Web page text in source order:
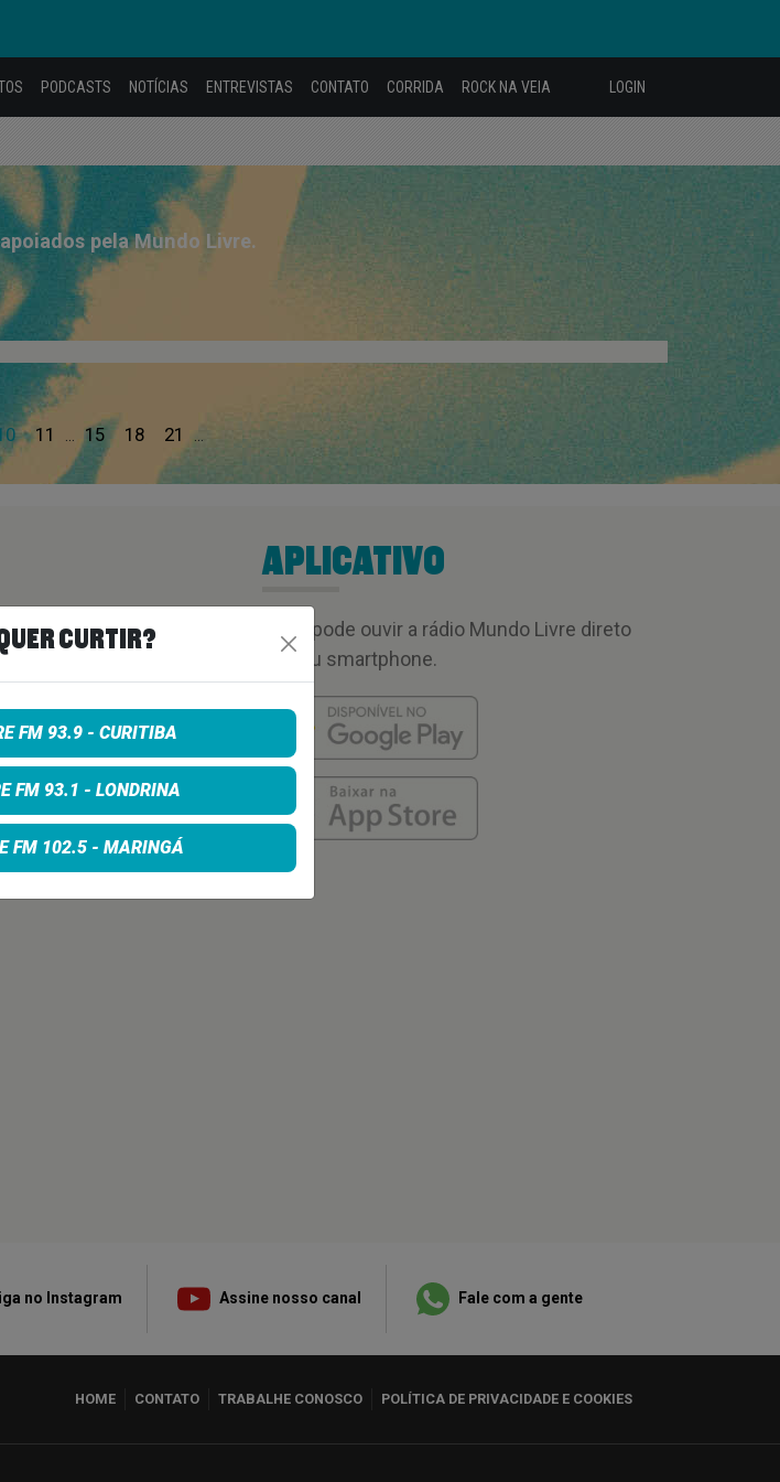
PODCASTS NOTÍCIAS ENTREVISTAS CONTATO CORRIDA ROCK NA VEIA LOGIN
pela Mundo Livre.
11 15 18 21 ...
APLICATIVO
Você pode ouvir a rádio Mundo Livre direto
no seu smartphone.
no Instagram Assine nosso canal Fale com a gente
HOME CONTATO TRABALHE CONOSCO POLÍTICA DE PRIVACIDADE E COOKIES
CURTIR?
FM 93.9 - CURITIBA
FM 93.1 - LONDRINA
FM 102.5 - MARINGÁ